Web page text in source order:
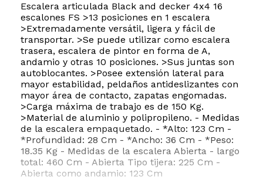
Escalera articulada Black and decker 4x4 16
escalones FS >13 posiciones en 1 escalera
>Extremadamente versátil, ligera y fácil de
transportar. >Se puede utilizar como escalera
trasera, escalera de pintor en forma de A,
andamio y otras 10 posiciones. >Sus juntas son
autoblocantes. >Posee extensión lateral para
mayor estabilidad, peldaños antideslizantes con
mayor área de contacto, zapatas engomadas.
>Carga máxima de trabajo es de 150 Kg.
>Material de aluminio y polipropileno. - Medidas
de la escalera empaquetado. - *Alto: 123 Cm -
*Profundidad: 28 Cm - *Ancho: 36 Cm - *Peso:
18.35 Kg - Medidas de la escalera Abierta - largo
total: 460 Cm - Abierta Tipo tijera: 225 Cm -
Abierta como andamio: 123 Cm